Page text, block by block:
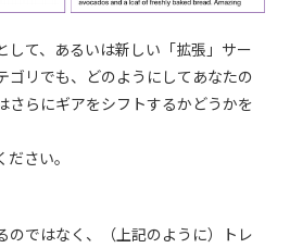
して、あるいは新しい「拡張」サー
ゴリでも、どのようにしてあなたの
さらにギアをシフトするかどうかを
さい。
のではなく、（上記のように）トレ